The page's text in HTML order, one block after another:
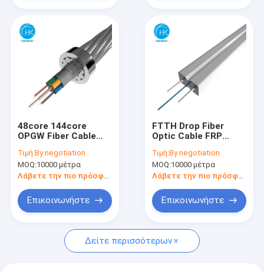
Προϊόντα
Βίντεο
Σχετικά με εμάς
επαφή
Ζητήστε ένα απόσπασμα
Υπαίθριο καλώδιο ινών
48core 144core
OPGW Fiber Cable
ηλεκτρικής
ενέργειας
Τιμή:By negotiation
MOQ:10000 μέτρα
Λάβετε την πιο πρόσφατη τιμή
Επικοινωνήστε
FTTH Drop Fiber
Optic Cable FRP
Optic Cable LSZH
Τιμή:By negotiation
MOQ:10000 μέτρα
Λάβετε την πιο πρόσφατη τιμή
Επικοινωνήστε
Δείτε περισσότερων